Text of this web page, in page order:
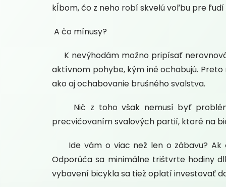
kĺbom, čo z neho robí skvelú voľbu pre
A čo mínusy?
K nevýhodám možno pripísať
aktívnom pohybe, kým iné ochabujú.
ako aj ochabovanie brušného svalstva.
Nič z toho však nemusí byť
precvičovaním svalových partií, ktoré na
Ide vám o viac než len o zábavu? Ak
Odporúča sa minimálne trištvrte hodiny
vybavení bicykla sa tiež oplatí investovať